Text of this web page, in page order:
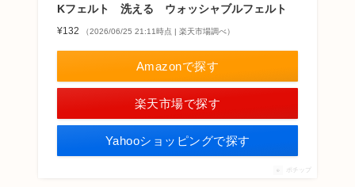
Kフェルト 洗える ウォッシャブルフェルト
¥132 （2026/06/25 21:11時点 | 楽天市場調べ）
Amazonで探す
楽天市場で探す
Yahooショッピングで探す
ポチップ